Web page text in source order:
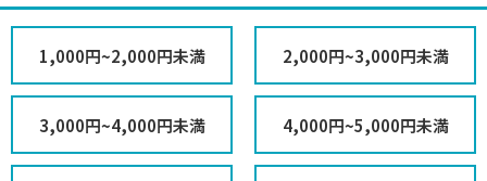
1,000円~2,000円未満 2,000円~3,000円未満
3,000円~4,000円未満 4,000円~5,000円未満